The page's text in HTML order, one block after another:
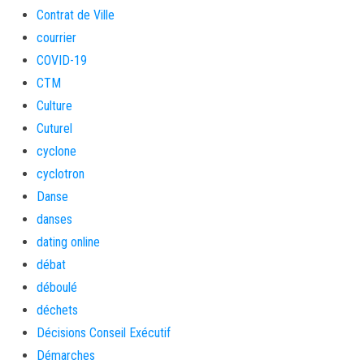
Contrat de Ville
courrier
COVID-19
CTM
Culture
Cuturel
cyclone
cyclotron
Danse
danses
dating online
débat
déboulé
déchets
Décisions Conseil Exécutif
Démarches